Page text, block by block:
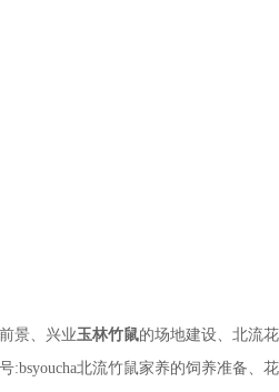
景、兴业玉林竹鼠的场地建设、北流
北流竹鼠家养的饲养准备、